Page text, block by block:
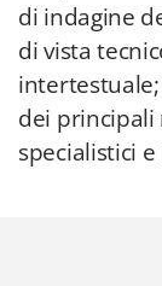
di indagine
di vista
dei principali
specialistici